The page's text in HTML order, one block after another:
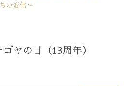
の変化〜
ヤの日（13周年）